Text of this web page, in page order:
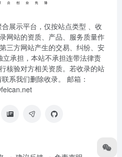
展示平台，仅按站点类型 、收
网站的资质、产品、服务质量作
三方网站产生的交易、纠纷、安
承担，本站不承担连带法律责
核验对方相关资质。若收录的站
系我们删除收录。 邮箱：